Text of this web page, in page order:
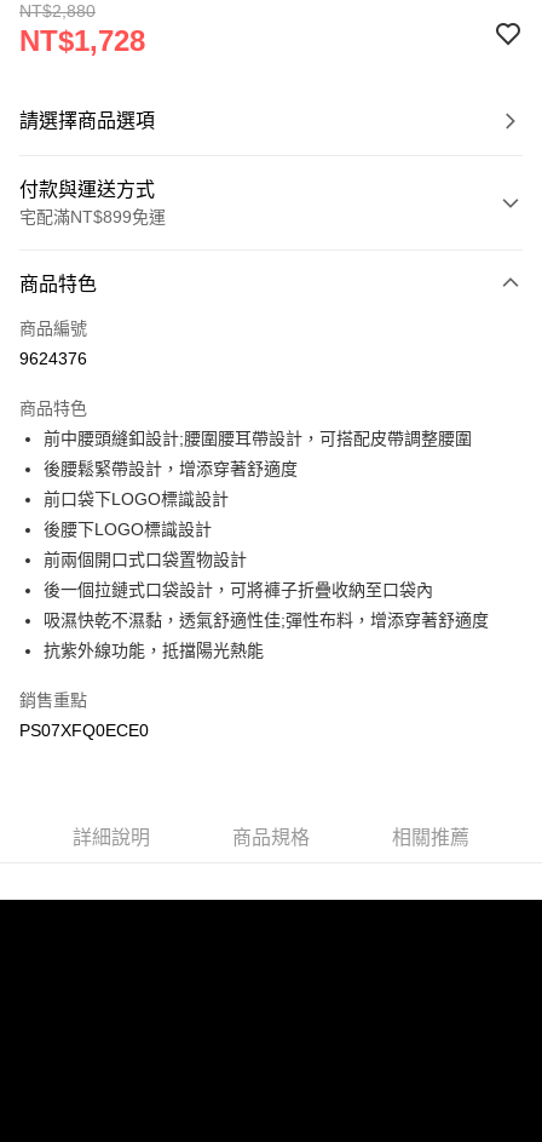
NT$2,880
NT$1,728
請選擇商品選項
付款與運送方式
宅配滿NT$899免運
信用卡一次付款
LINE Pay
悠遊付
Google Pay
運送方式
每筆NT$90，滿NT$899(含以上)免運費
宅配(離島)
商品特色
商品編號
9624376
商品特色
前中腰頭縫釦設計;腰圍腰耳帶設計，可搭配皮帶調整腰圍
後腰鬆緊帶設計，增添穿著舒適度
前口袋下LOGO標識設計
後腰下LOGO標識設計
前兩個開口式口袋置物設計
後一個拉鏈式口袋設計，可將褲子折疊收納至口袋內
吸濕快乾不濕黏，透氣舒適性佳;彈性布料，增添穿著舒適度
抗紫外線功能，抵擋陽光熱能
銷售重點
PS07XFQ0ECE0
詳細說明 商品規格 相關推薦